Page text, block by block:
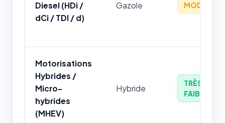
Diesel (HDi /
dCi / TDI / d)
Gazole MODÉRÉ
Motorisations
Hybrides /
Micro-
hybrides
(MHEV)
Hybride
TRÈS
FAIBLE